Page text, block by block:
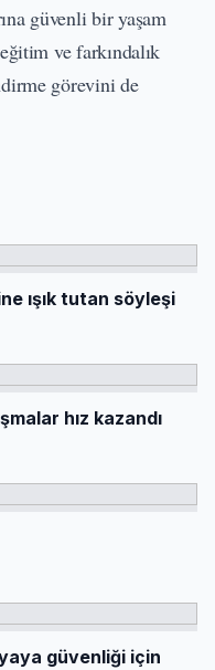
güvenli bir yaşam
ve farkındalık
görevini de
ışık tutan söyleşi
hız kazandı
güvenliği için